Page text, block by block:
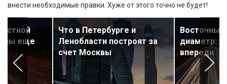
внести необходимые правки. Хуже от этого точно не будет!
еще
Что в Петербурге и
Ленобласти построят за
счет Москвы
Восточный
диаметр:
впереди